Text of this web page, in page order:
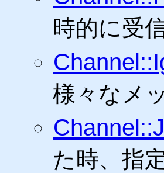
時的に受
様々なメ
た時、指